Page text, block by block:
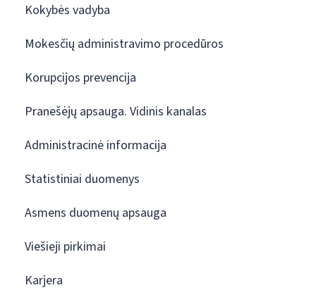
Kokybės vadyba
Mokesčių administravimo procedūros
Korupcijos prevencija
Pranešėjų apsauga. Vidinis kanalas
Administracinė informacija
Statistiniai duomenys
Asmens duomenų apsauga
Viešieji pirkimai
Karjera